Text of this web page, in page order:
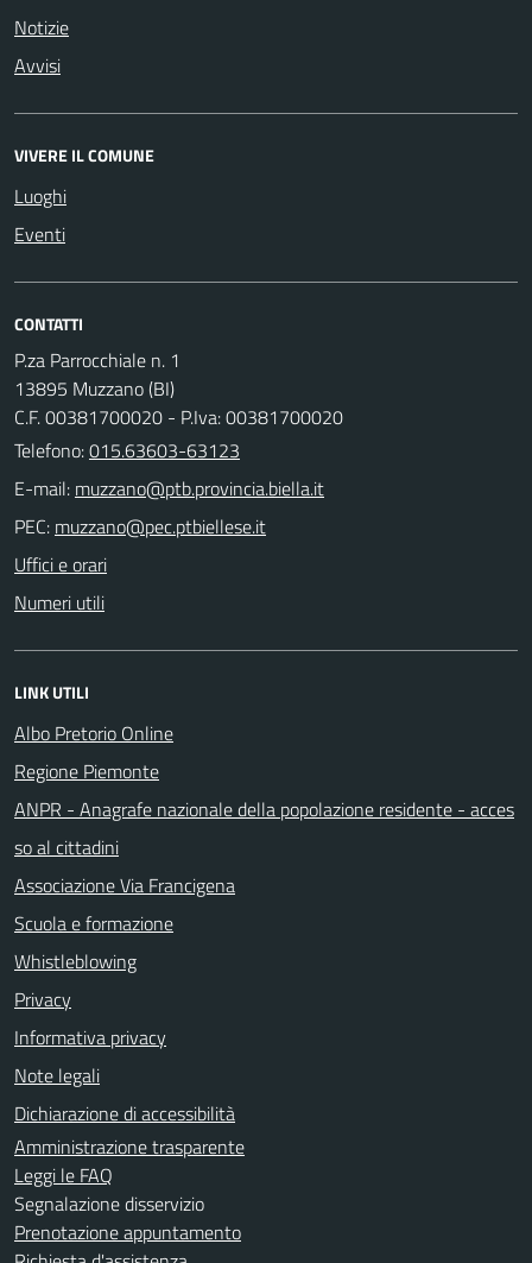
Notizie
Avvisi
VIVERE IL COMUNE
Luoghi
Eventi
CONTATTI
P.za Parrocchiale n. 1
13895 Muzzano (BI)
C.F. 00381700020 - P.Iva: 00381700020
Telefono:015.63603-63123
E-mail:
PEC:
Uffici e orari
Numeri utili
LINK UTILI
Albo Pretorio Online
Regione Piemonte
ANPR - Anagrafe nazionale della popolazione residente - acces
so al cittadini
Associazione Via Francigena
Scuola e formazione
Whistleblowing
Privacy
Informativa privacy
Note legali
Dichiarazione di accessibilità
Amministrazione trasparente
Leggi le FAQ
Segnalazione disservizio
Prenotazione appuntamento